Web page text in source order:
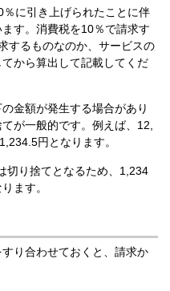
に引き上げられたことに伴
す。消費税を10％で請求す
するものなのか、サービスの
から算出して記載してくだ
金額が発生する場合があり
が一般的です。例えば、12,
円となります。
切り捨てとなるため、1,234
ます。
り合わせておくと、請求か